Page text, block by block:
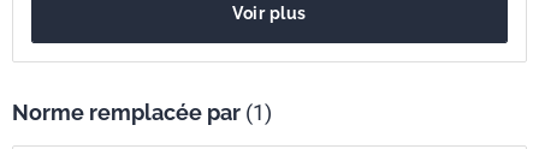
Voir plus
Norme remplacée par (1)